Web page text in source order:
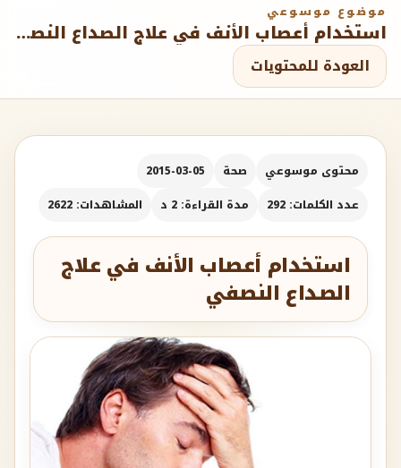
موضوع موسوعي
استخدام أعصاب الأنف في علاج الصداع النصفي
العودة للمحتويات
محتوى موسوعي صحة
2015-03-05
عدد الكلمات: 292
مدة القراءة: 2 د المشاهدات: 2622
استخدام أعصاب الأنف في علاج
الصداع النصفي